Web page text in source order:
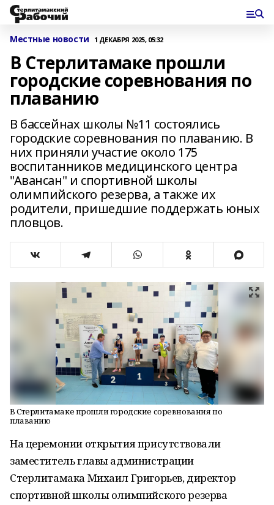
Местные новости 1 ДЕКАБРЯ 2025, 05:32
В Стерлитамаке прошли
городские соревнования по
плаванию
В бассейнах школы №11 состоялись
городские соревнования по плаванию. В
них приняли участие около 175
воспитанников медицинского центра
"Авансан" и спортивной школы
олимпийского резерва, а также их
родители, пришедшие поддержать юных
пловцов.
В Стерлитамаке прошли городские соревнования по
плаванию
На церемонии открытия присутствовали
заместитель главы администрации
Стерлитамака Михаил Григорьев, директор
спортивной школы олимпийского резерва